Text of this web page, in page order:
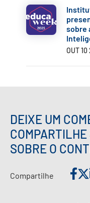
sobre
OUT
DEIXE UM
SOBRE O
Compartilhe